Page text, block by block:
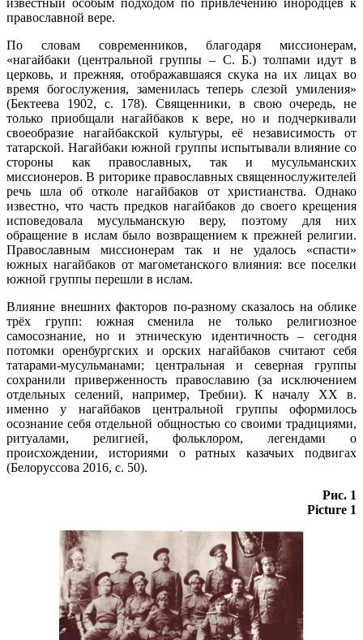
православной вере.
По словам современников, благодаря миссионерам,
«нагайбаки (центральной группы – С. Б.) толпами идут в
церковь, и прежняя, отображавшаяся скука на их лицах во
время богослужения, заменилась теперь слезой умиления»
(Бектеева 1902, c. 178). Священники, в свою очередь, не
только приобщали нагайбаков к вере, но и подчеркивали
своеобразие нагайбакской культуры, её независимость от
татарской. Нагайбаки южной группы испытывали влияние со
стороны как православных, так и мусульманских
миссионеров. В риторике православных священнослужителей
речь шла об отколе нагайбаков от христианства. Однако
известно, что часть предков нагайбаков до своего крещения
исповедовала мусульманскую веру, поэтому для них
обращение в ислам было возвращением к прежней религии.
Православным миссионерам так и не удалось «спасти»
южных нагайбаков от магометанского влияния: все поселки
южной группы перешли в ислам.
Влияние внешних факторов по-разному сказалось на облике
трёх групп: южная сменила не только религиозное
самосознание, но и этническую идентичность – сегодня
потомки оренбургских и орских нагайбаков считают себя
татарами-мусульманами; центральная и северная группы
сохранили приверженность православию (за исключением
отдельных селений, например, Требии). К началу XX в.
именно у нагайбаков центральной группы оформилось
осознание себя отдельной общностью со своими традициями,
ритуалами, религией, фольклором, легендами о
происхождении, историями о ратных казачьих подвигах
(Белоруссова 2016, c. 50).
Рис. 1
Picture 1